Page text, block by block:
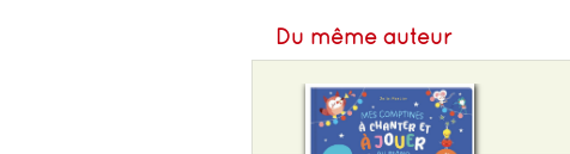
Du même auteur